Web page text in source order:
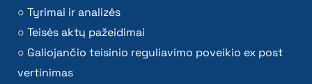
Tyrimai ir analizės
Teisės aktų pažeidimai
Galiojančio teisinio reguliavimo poveikio ex post
vertinimas